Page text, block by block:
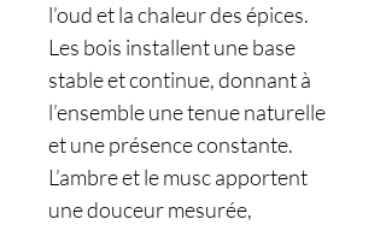
l’oud et la chaleur des épices.
Les bois installent une base
stable et continue, donnant à
l’ensemble une tenue naturelle
et une présence constante.
L’ambre et le musc apportent
une douceur mesurée,